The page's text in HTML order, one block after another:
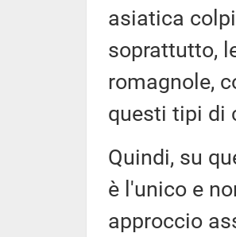
asiatica
soprattutto,
romagnole,
questi tipi di
Quindi, su
è l'unico e
approccio